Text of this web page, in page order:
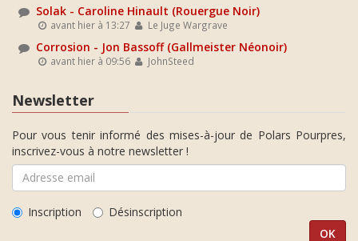
Solak - Caroline Hinault (Rouergue Noir)
avant hier à 13:27 Le Juge Wargrave
Corrosion - Jon Bassoff (Gallmeister Néonoir)
avant hier à 09:56 JohnSteed
Newsletter
Pour vous tenir informé des mises-à-jour de Polars Pourpres,
inscrivez-vous à notre newsletter !
Inscription Désinscription